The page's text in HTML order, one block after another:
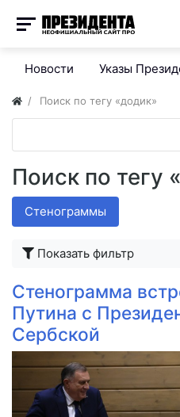
Новости Указы
Поиск по тегу «додик»
Поиск по тегу
Стенограммы
Показать фильтр
Стенограмма
Путина с
Сербской